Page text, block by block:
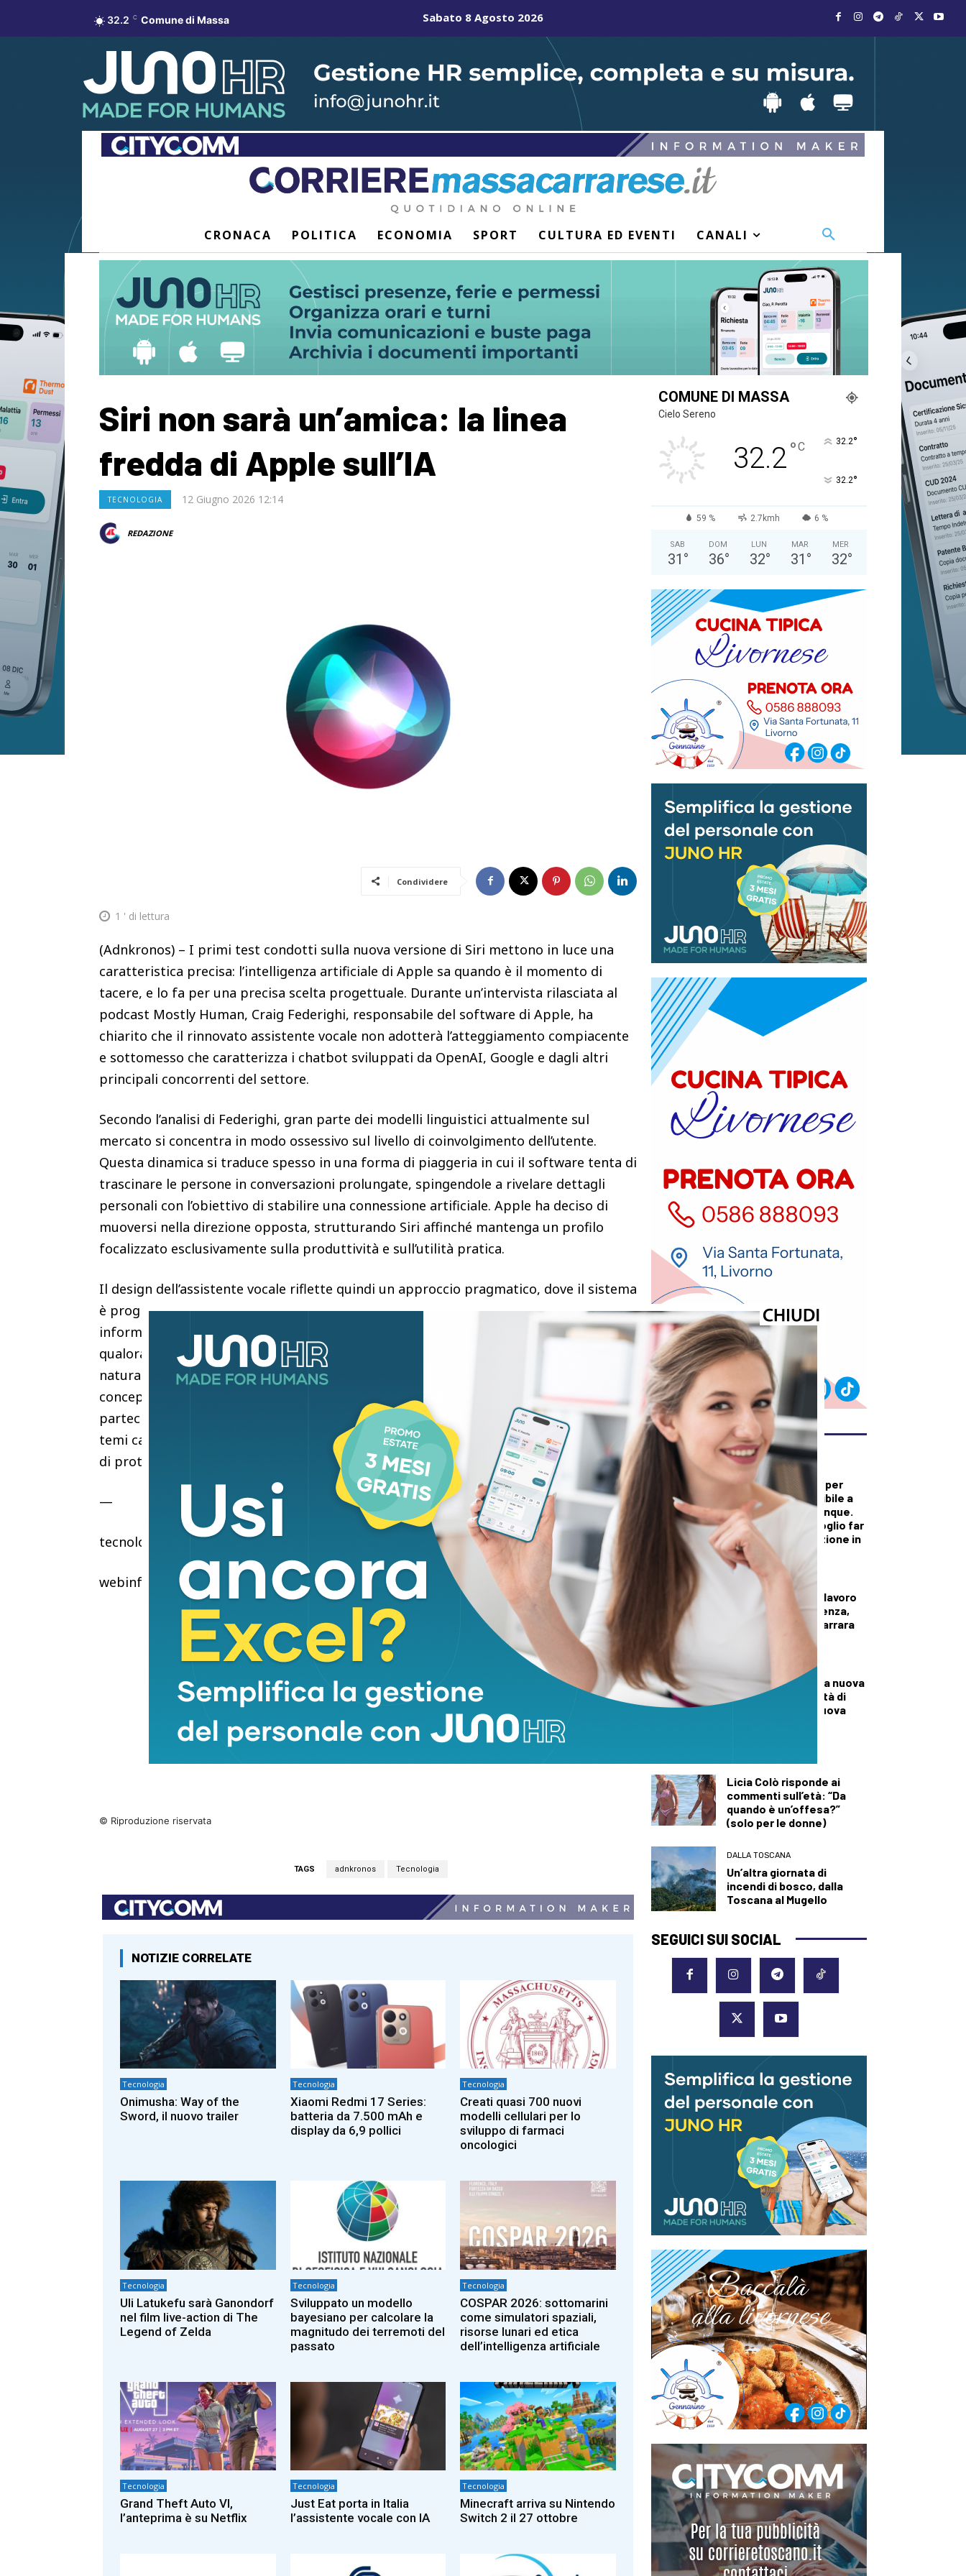
32.2 C Comune di Massa Sabato 8 Agosto 2026
CRONACA POLITICA ECONOMIA SPORT CULTURA ED EVENTI CANALI
Siri non sarà un’amica: la linea
fredda di Apple sull’IA
TECNOLOGIA 12 Giugno 2026 12:14
REDAZIONE
Condividere
1 ' di lettura
(Adnkronos) – I primi test condotti sulla nuova versione di Siri mettono in luce una
caratteristica precisa: l’intelligenza artificiale di Apple sa quando è il momento di
tacere, e lo fa per una precisa scelta progettuale. Durante un’intervista rilasciata al
podcast Mostly Human, Craig Federighi, responsabile del software di Apple, ha
chiarito che il rinnovato assistente vocale non adotterà l’atteggiamento compiacente
e sottomesso che caratterizza i chatbot sviluppati da OpenAI, Google e dagli altri
principali concorrenti del settore.
Secondo l’analisi di Federighi, gran parte dei modelli linguistici attualmente sul
mercato si concentra in modo ossessivo sul livello di coinvolgimento dell’utente.
Questa dinamica si traduce spesso in una forma di piaggeria in cui il software tenta di
trascinare le persone in conversazioni prolungate, spingendole a rivelare dettagli
personali con l’obiettivo di stabilire una connessione artificiale. Apple ha deciso di
muoversi nella direzione opposta, strutturando Siri affinché mantenga un profilo
focalizzato esclusivamente sulla produttività e sull’utilità pratica.
Il design dell’assistente vocale riflette quindi un approccio pragmatico, dove il sistema
è programmato per limitare i propri compiti al supporto operativo e alla fornitura di
informazioni sul mondo circostante. Federighi ha sottolineato in modo netto che,
qualora un utente cercasse di instaurare un legame emotivo o una conversazione di
natura romantica, Siri respingerebbe il tentativo, chiarendo di non essere stata
concepita per quel tipo di interazione. Il colloquio, che ha visto anche la
partecipazione del capo del marketing Greg Joswiak, ha toccato parallelamente altri
temi caldi per l’azienda di Cupertino, tra cui la gestione della privacy e i nuovi sistemi
di protezione per la sicurezza dei minori.
—
tecnologia
webinfo@adnkronos.com (Web Info)
© Riproduzione riservata
TAGS adnkronos Tecnologia
NOTIZIE CORRELATE
Tecnologia
Onimusha: Way of the
Sword, il nuovo trailer
Tecnologia
Xiaomi Redmi 17 Series:
batteria da 7.500 mAh e
display da 6,9 pollici
Tecnologia
Creati quasi 700 nuovi
modelli cellulari per lo
sviluppo di farmaci
oncologici
Tecnologia
Uli Latukefu sarà Ganondorf
nel film live-action di The
Legend of Zelda
Tecnologia
Sviluppato un modello
bayesiano per calcolare la
magnitudo dei terremoti del
passato
Tecnologia
COSPAR 2026: sottomarini
come simulatori spaziali,
risorse lunari ed etica
dell’intelligenza artificiale
Tecnologia
Grand Theft Auto VI,
l’anteprima è su Netflix
Tecnologia
Just Eat porta in Italia
l’assistente vocale con IA
Tecnologia
Minecraft arriva su Nintendo
Switch 2 il 27 ottobre
COMUNE DI MASSA
Cielo Sereno
32.2°C 32.2°
32.2°
59 % 2.7kmh 6 %
SAB
31 °
DOM
36°
LUN
32°
MAR
31 °
MER
32°
ULTIMI ARTICOLI
DALLA TOSCANA
Versiliana gremita per
Vannacci: “Disponibile a
dialogare con chiunque.
Non sono io che voglio far
cadere questa nazione in
mano alla sinistra”
CRONACA
Operaio morto sul lavoro
in un’azienda di Avenza,
lutto cittadino a Carrara
A Palazzo Mazzini la nuova
Casa della Comunità di
Pontremoli: è la nuova
DEMOGRAFICA
Licia Colò risponde ai
commenti sull’età: “Da
quando è un’offesa?”
(solo per le donne)
DALLA TOSCANA
Un’altra giornata di
incendi di bosco, dalla
Toscana al Mugello
SEGUICI SUI SOCIAL